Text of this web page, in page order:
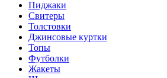
Пиджаки
Свитеры
Толстовки
Джинсовые куртки
Топы
Футболки
Жакеты